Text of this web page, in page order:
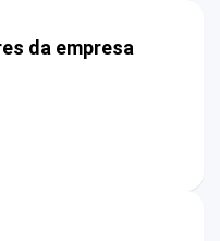
da empresa